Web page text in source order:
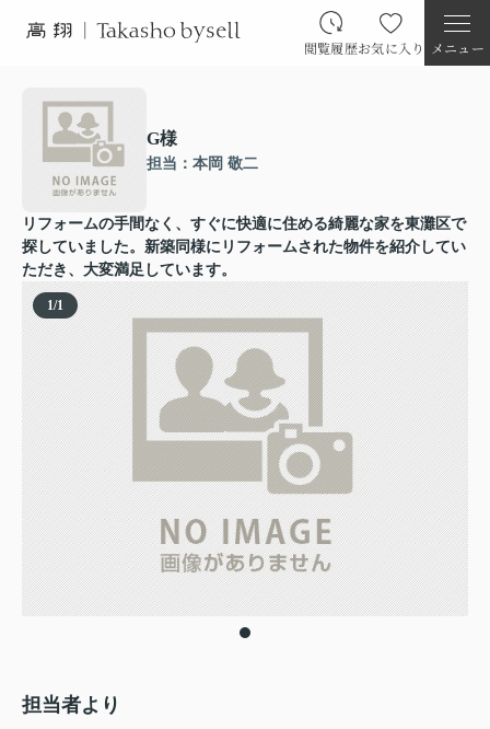
閲覧履歴お気に入り メニュー
G様
担当：本岡 敬二
リフォームの手間なく、すぐに快適に住める綺麗な家を東灘区で
探していました。新築同様にリフォームされた物件を紹介してい
ただき、大変満足しています。
1/1
担当者より